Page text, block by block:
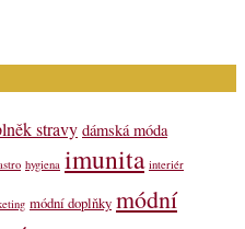
stravy dámská móda
hygiena imunita interiér
módní doplňky módní